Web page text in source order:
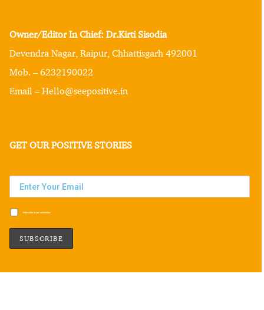
Owner/Editor In Chief: Dr.Kirti Sisodia
Devendra Nagar, Raipur, Chhattisgarh 492001
Mob. – 6232190022
Email – Hello@seepositive.in
GET OUR POSITIVE STORIES
Subscribe to our newsletter